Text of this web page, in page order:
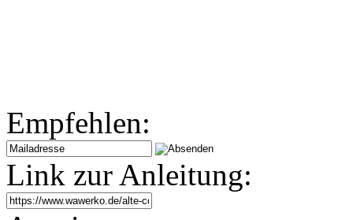
Empfehlen:
Link zur Anleitung: